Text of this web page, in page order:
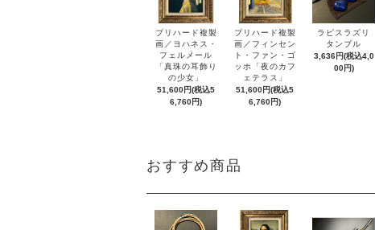
プリハード複製
画／ヨハネス・
フェルメール
「真珠の耳飾り
の少女」
51,600円(税込5
6,760円)
プリハード複製
画／フィンセン
ト・ファン・ゴ
ッホ「夜のカフ
ェテラス」
51,600円(税込5
6,760円)
ラピスラズリ
タンブル
3,636円(税込4,0
00円)
おすすめ商品